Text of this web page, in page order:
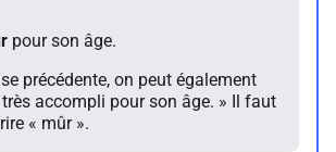
pour son âge.
précédente, on peut également
très accompli pour son âge. » Il faut
« mûr ».